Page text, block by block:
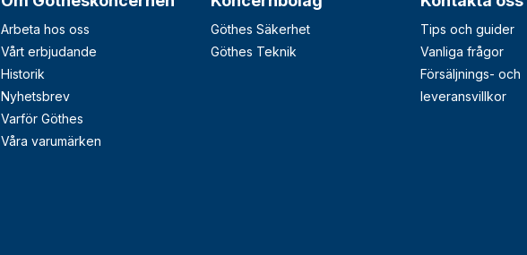
Arbeta hos oss
Vårt erbjudande
Historik
Nyhetsbrev
Varför Göthes
Våra varumärken
Göthes Säkerhet
Göthes Teknik
Tips och guider
Vanliga frågor
Försäljnings- och
leveransvillkor